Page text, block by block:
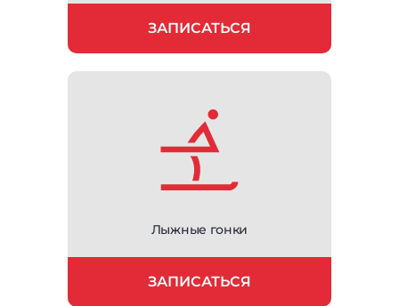
ЗАПИСАТЬСЯ
Лыжные гонки
ЗАПИСАТЬСЯ